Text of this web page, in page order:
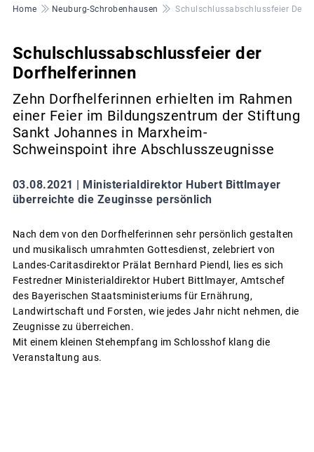
Pfadnavigation
Home Neuburg-Schrobenhausen Schulschlussabschlussfeier Der
Schulschlussabschlussfeier der
Dorfhelferinnen
Zehn Dorfhelferinnen erhielten im Rahmen
einer Feier im Bildungszentrum der Stiftung
Sankt Johannes in Marxheim-
Schweinspoint ihre Abschlusszeugnisse
03.08.2021 | Ministerialdirektor Hubert Bittlmayer
überreichte die Zeuginsse persönlich
Nach dem von den Dorfhelferinnen sehr persönlich gestalten
und musikalisch umrahmten Gottesdienst, zelebriert von
Landes-Caritasdirektor Prälat Bernhard Piendl, lies es sich
Festredner Ministerialdirektor Hubert Bittlmayer, Amtschef
des Bayerischen Staatsministeriums für Ernährung,
Landwirtschaft und Forsten, wie jedes Jahr nicht nehmen, die
Zeugnisse zu überreichen.
Mit einem kleinen Stehempfang im Schlosshof klang die
Veranstaltung aus.